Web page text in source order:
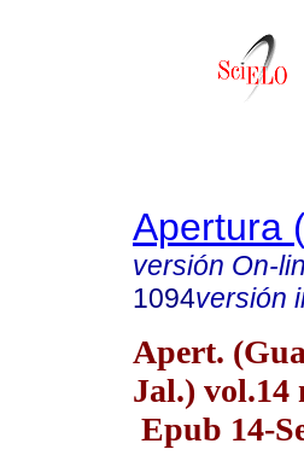
Apertura
versión On-
1094versión
Apert.
Jal.) vol.14
Epub 14-